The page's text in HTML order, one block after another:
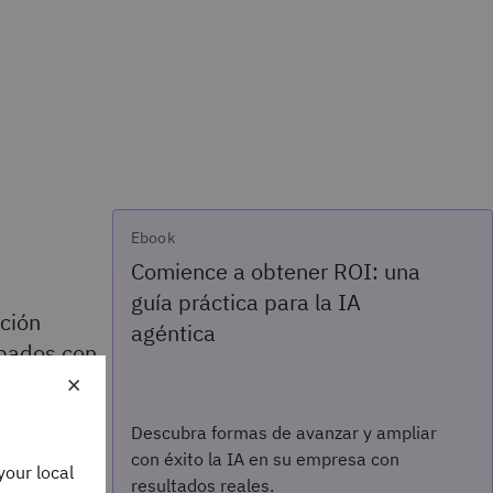
con
vez
Ebook
Comience a obtener ROI: una
guía práctica para la IA
agéntica
Descubra formas de avanzar y ampliar
con éxito la IA en su empresa con
resultados reales.
×
local